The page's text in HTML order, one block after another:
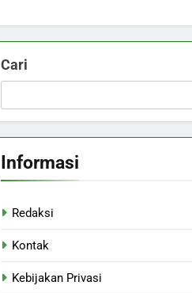
Cari
Informasi
Redaksi
Kontak
Kebijakan Privasi